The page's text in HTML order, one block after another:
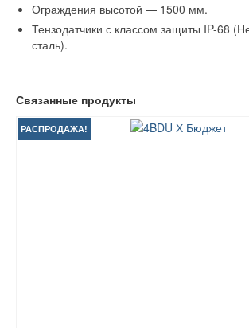
Ограждения высотой — 1500 мм.
Тензодатчики с классом защиты IP-68
сталь).
Связанные продукты
РАСПРОДАЖА!